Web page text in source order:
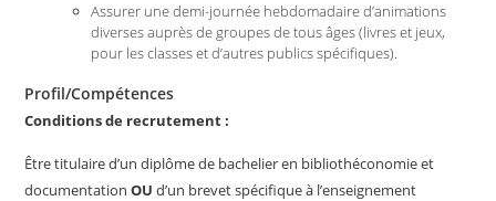
Assurer une demi-journée hebdomadaire d’animations
diverses auprès de groupes de tous âges (livres et jeux,
pour les classes et d’autres publics spécifiques).
Profil/Compétences
Conditions de recrutement :
Être titulaire d’un diplôme de bachelier en bibliothéconomie et
documentationOU d’un brevet spécifique à l’enseignement